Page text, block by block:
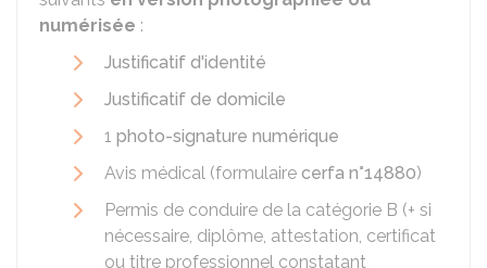
numérisée :
Justificatif d'identité
Justificatif de domicile
1 photo-signature numérique
Avis médical (formulaire cerfa n°14880)
Permis de conduire de la catégorie B (+ si
nécessaire, diplôme, attestation, certificat
ou titre professionnel constatant